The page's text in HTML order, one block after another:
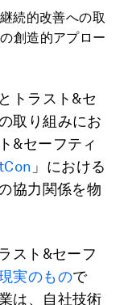
続的改善への取
創造的アプロー
トラスト&セ
取り組みにお
&セーフティ
」における
協力関係を物
スト&セーフ
実のもので
は、自社技術